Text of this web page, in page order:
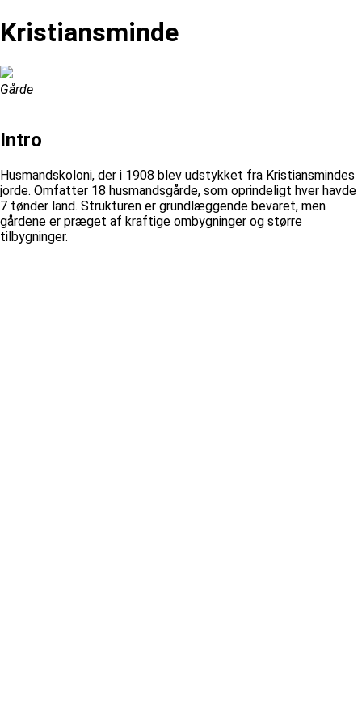
Kristiansminde
Gårde
Intro
Husmandskoloni, der i 1908 blev udstykket fra Kristiansmindes
jorde. Omfatter 18 husmandsgårde, som oprindeligt hver havde
7 tønder land. Strukturen er grundlæggende bevaret, men
gårdene er præget af kraftige ombygninger og større
tilbygninger.